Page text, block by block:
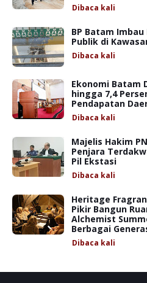
Dibaca kali
BP Batam
Publik di
Dibaca kali
Ekonomi Batam
hingga 7,4
Pendapatan
Dibaca kali
Majelis Hakim
Penjara
Pil Ekstasi
Dibaca kali
Heritage
Pikir Bangun
Alchemist
Berbagai
Dibaca kali